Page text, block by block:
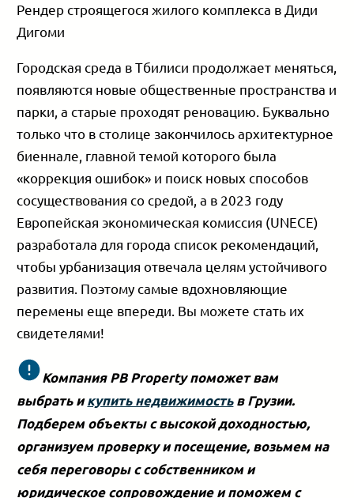
Рендер строящегося жилого комплекса в Диди
Дигоми
Городская среда в Тбилиси продолжает меняться,
появляются новые общественные пространства и
парки, а старые проходят реновацию. Буквально
только что в столице закончилось архитектурное
биеннале, главной темой которого была
«коррекция ошибок» и поиск новых способов
сосуществования со средой, а в 2023 году
Европейская экономическая комиссия (UNECE)
разработала для города список рекомендаций,
чтобы урбанизация отвечала целям устойчивого
развития. Поэтому самые вдохновляющие
перемены еще впереди. Вы можете стать их
свидетелями!
Компания PB Property поможет вам
выбрать икупить недвижимостьв Грузии.
Подберем объекты с высокой доходностью,
организуем проверку и посещение, возьмем на
себя переговоры с собственником и
юридическое сопровождение и поможем с